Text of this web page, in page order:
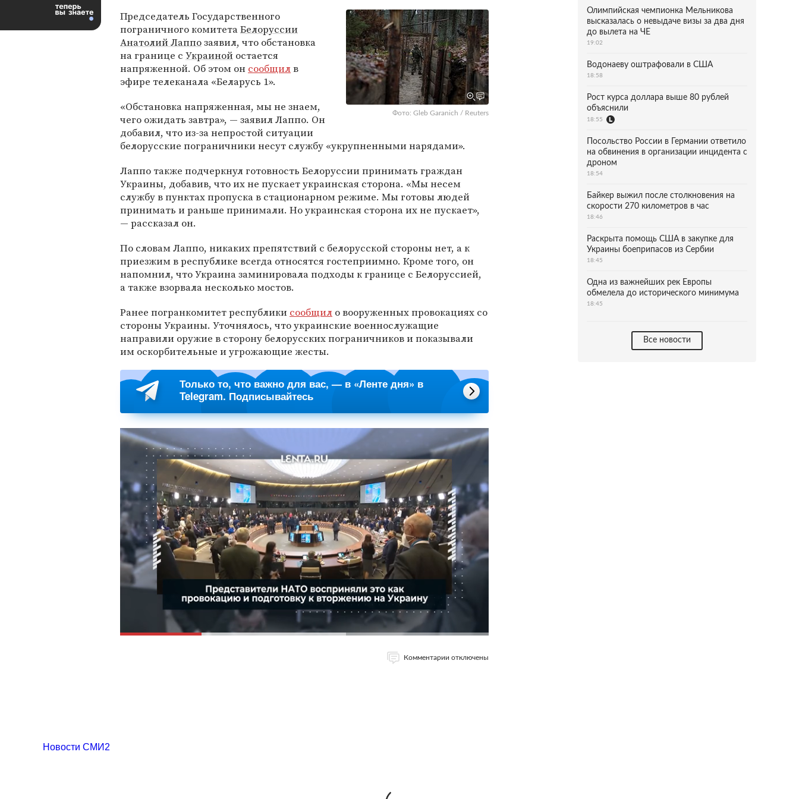
Фото: Gleb Garanich / Reuters
Председатель Государственного
пограничного комитетаБелоруссии
Анатолий Лаппозаявил, что обстановка
на границе с Украиной остается
напряженной. Об этом он сообщилв
эфире телеканала «Беларусь 1».
«Обстановка напряженная, мы не знаем,
чего ожидать завтра», — заявил Лаппо. Он
добавил, что из-за непростой ситуации
белорусские пограничники несут службу «укрупненными нарядами».
Лаппо также подчеркнул готовность Белоруссии принимать граждан
Украины, добавив, что их не пускает украинская сторона. «Мы несем
службу в пунктах пропуска в стационарном режиме. Мы готовы людей
принимать и раньше принимали. Но украинская сторона их не пускает»,
— рассказал он.
По словам Лаппо, никаких препятствий с белорусской стороны нет, а к
приезжим в республике всегда относятся гостеприимно. Кроме того, он
напомнил, что Украина заминировала подходы к границе с Белоруссией,
а также взорвала несколько мостов.
Ранее погранкомитет республики сообщил о вооруженных провокациях со
стороны Украины. Уточнялось, что украинские военнослужащие
направили оружие в сторону белорусских пограничников и показывали
им оскорбительные и угрожающие жесты.
Только то, что важно для вас, — в «Ленте дня» в
Telegram. Подписывайтесь
Комментарии отключены
Олимпийская чемпионка Мельникова
высказалась о невыдаче визы за два дня
до вылета на ЧЕ
19:02
Водонаеву оштрафовали в США
18:58
Рост курса доллара выше 80 рублей
объяснили
18:55
Посольство России в Германии ответило
на обвинения в организации инцидента с
дроном
18:54
Байкер выжил после столкновения на
скорости 270 километров в час
18:46
Раскрыта помощь США в закупке для
Украины боеприпасов из Сербии
18:45
Одна из важнейших рек Европы
обмелела до исторического минимума
18:45
Все новости
Новости СМИ2